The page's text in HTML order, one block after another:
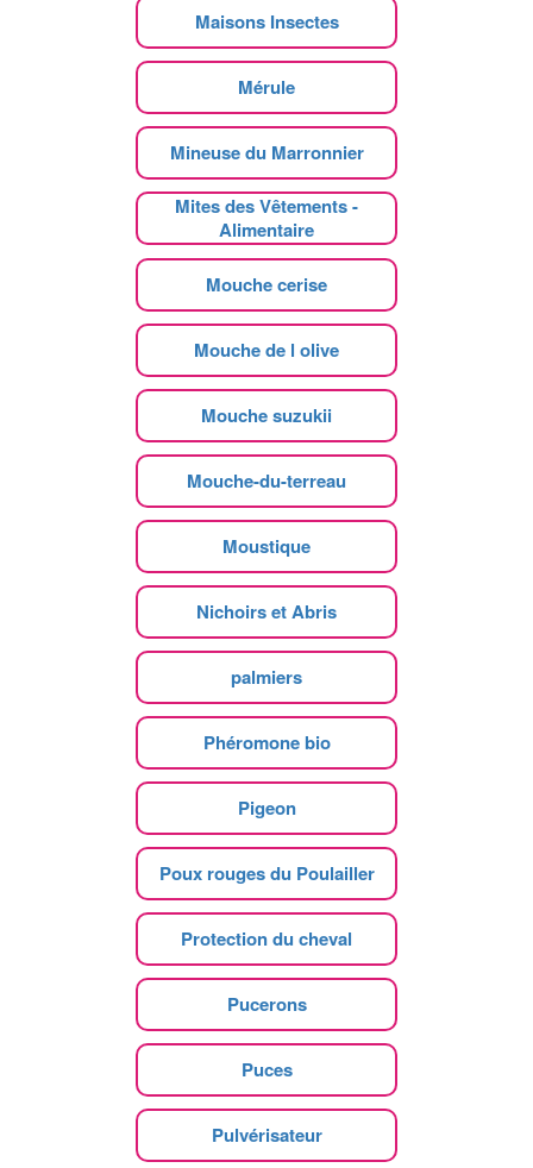
Maisons Insectes
Mérule
Mineuse du Marronnier
Mites des Vêtements -
Alimentaire
Mouche cerise
Mouche de l olive
Mouche suzukii
Mouche-du-terreau
Moustique
Nichoirs et Abris
palmiers
Phéromone bio
Pigeon
Poux rouges du Poulailler
Protection du cheval
Pucerons
Puces
Pulvérisateur